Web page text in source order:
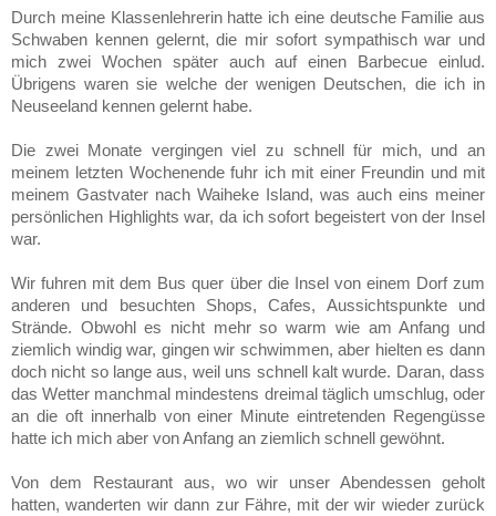
Durch meine Klassenlehrerin hatte ich eine deutsche Familie aus
Schwaben ken­nen gelernt, die mir sofort sympathisch war und
mich zwei Wochen später auch auf einen Barbecue einlud.
Übrigens waren sie welche der wenigen Deutschen, die ich in
Neuseeland kennen gelernt habe.
Die zwei Monate vergingen viel zu schnell für mich, und an
meinem letzten Wochenende fuhr ich mit einer Freundin und mit
meinem Gastvater nach Wai­heke Island, was auch eins meiner
persönlichen Highlights war, da ich sofort begeistert von der Insel
war.
Wir fuhren mit dem Bus quer über die Insel von einem Dorf zum
anderen und be­suchten Shops, Cafes, Aussichtspunkte und
Strände. Obwohl es nicht mehr so warm wie am Anfang und
ziemlich windig war, gingen wir schwimmen, aber hielten es dann
doch nicht so lange aus, weil uns schnell kalt wurde. Daran, dass
das Wetter manchmal mindestens drei­mal täglich umschlug, oder
an die oft in­ne­rhalb von einer Minute eintretenden Regengüsse
hatte ich mich aber von An­fang an ziemlich schnell gewöhnt.
Von dem Restaurant aus, wo wir unser Abendessen geholt
hatten, wanderten wir dann zur Fähre, mit der wir wieder zurück